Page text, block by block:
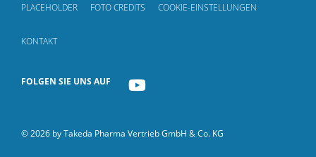
PLACEHOLDER FOTO CREDITS COOKIE-EINSTELLUNGEN
KONTAKT
FOLGEN SIE UNS AUF
YOUTUBE
© 2026 by Takeda Pharma Vertrieb GmbH & Co. KG